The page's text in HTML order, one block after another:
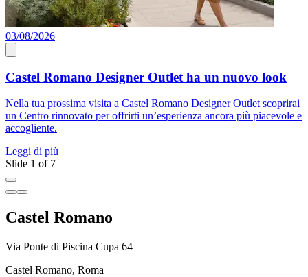
03/08/2026
Castel Romano Designer Outlet ha un nuovo look
Nella tua prossima visita a Castel Romano Designer Outlet scoprirai
un Centro rinnovato per offrirti un’esperienza ancora più piacevole e
accogliente.
Leggi di più
Slide 1 of 7
Castel Romano
Via Ponte di Piscina Cupa 64
Castel Romano, Roma